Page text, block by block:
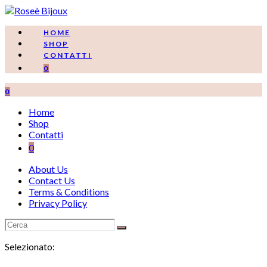
Salta
contenutoHOME
SHOP
CONTATTI
0
0
Home
Shop
Contatti
0
About Us
Contact Us
Terms & Conditions
Privacy Policy
Selezionato: